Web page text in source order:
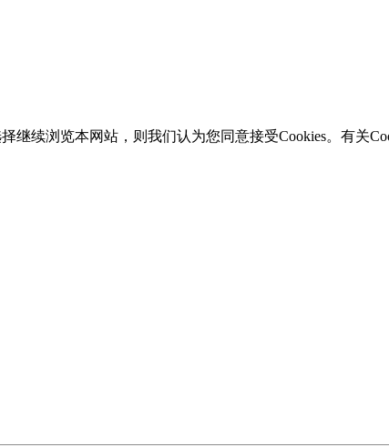
继续浏览本网站，则我们认为您同意接受Cookies。有关